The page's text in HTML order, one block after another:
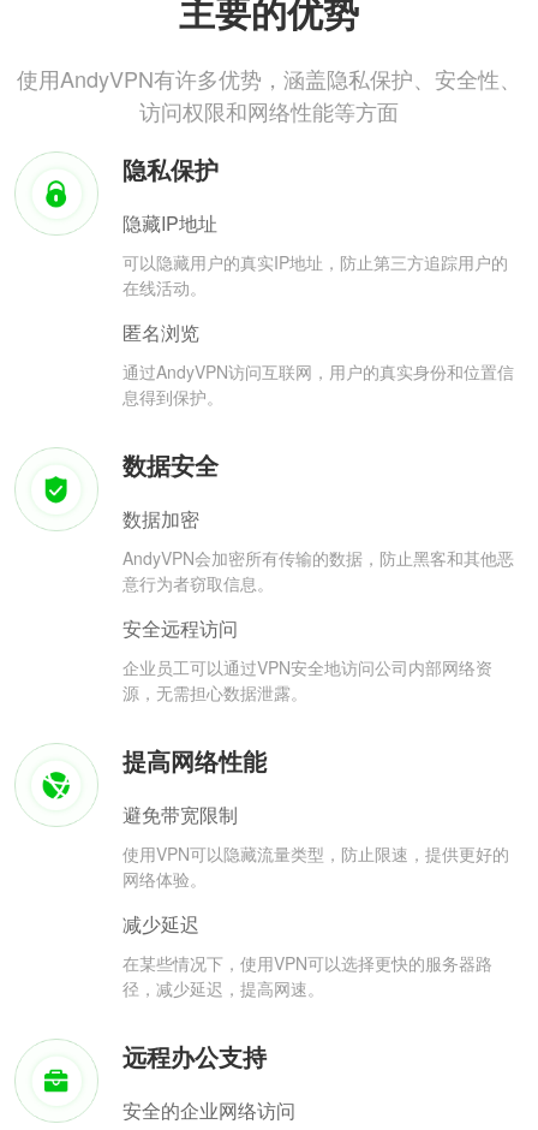
主要的优势
使用AndyVPN有许多优势，涵盖隐私保护、安全性、
访问权限和网络性能等方面
隐私保护
隐藏IP地址
可以隐藏用户的真实IP地址，防止第三方追踪用户的
在线活动。
匿名浏览
通过AndyVPN访问互联网，用户的真实身份和位置信
息得到保护。
数据安全
数据加密
AndyVPN会加密所有传输的数据，防止黑客和其他恶
意行为者窃取信息。
安全远程访问
企业员工可以通过VPN安全地访问公司内部网络资
源，无需担心数据泄露。
提高网络性能
避免带宽限制
使用VPN可以隐藏流量类型，防止限速，提供更好的
网络体验。
减少延迟
在某些情况下，使用VPN可以选择更快的服务器路
径，减少延迟，提高网速。
远程办公支持
安全的企业网络访问